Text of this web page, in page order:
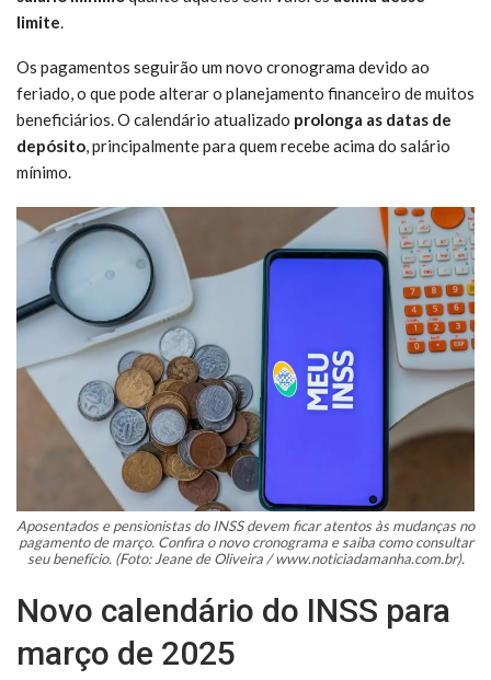
limite.
Os pagamentos seguirão um novo cronograma devido ao
feriado, o que pode alterar o planejamento financeiro de muitos
beneficiários. O calendário atualizado prolonga as datas de
depósito, principalmente para quem recebe acima do salário
mínimo.
Aposentados e pensionistas do INSS devem ficar atentos às mudanças no
pagamento de março. Confira o novo cronograma e saiba como consultar
seu benefício. (Foto: Jeane de Oliveira / www.noticiadamanha.com.br).
Novo calendário do INSS para
março de 2025